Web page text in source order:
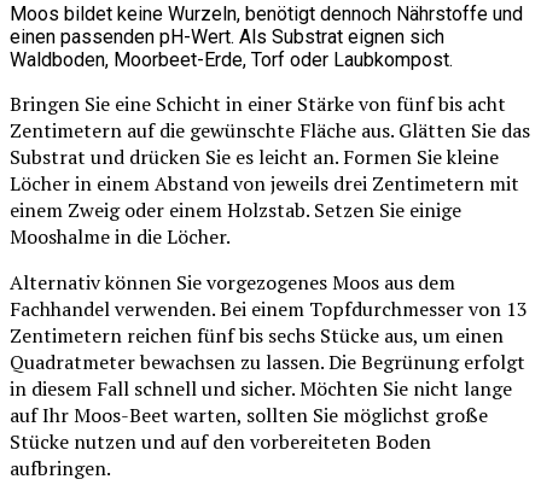
Moos bildet keine Wurzeln, benötigt dennoch Nährstoffe und
einen passenden pH-Wert. Als Substrat eignen sich
Waldboden, Moorbeet-Erde, Torf oder Laubkompost.
Bringen Sie eine Schicht in einer Stärke von fünf bis acht
Zentimetern auf die gewünschte Fläche aus. Glätten Sie das
Substrat und drücken Sie es leicht an. Formen Sie kleine
Löcher in einem Abstand von jeweils drei Zentimetern mit
einem Zweig oder einem Holzstab. Setzen Sie einige
Mooshalme in die Löcher.
Alternativ können Sie vorgezogenes Moos aus dem
Fachhandel verwenden. Bei einem Topfdurchmesser von 13
Zentimetern reichen fünf bis sechs Stücke aus, um einen
Quadratmeter bewachsen zu lassen. Die Begrünung erfolgt
in diesem Fall schnell und sicher. Möchten Sie nicht lange
auf Ihr Moos-Beet warten, sollten Sie möglichst große
Stücke nutzen und auf den vorbereiteten Boden
aufbringen.